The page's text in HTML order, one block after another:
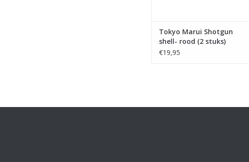
Tokyo Marui Shotgun
shell- rood (2 stuks)
€19,95